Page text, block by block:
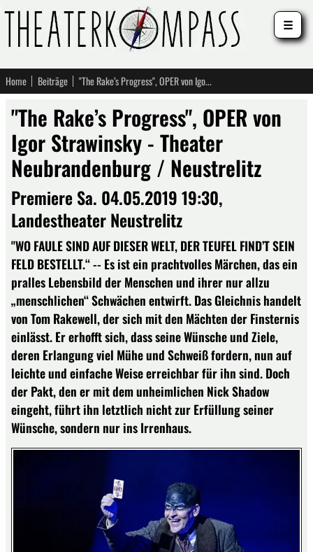
Home Beiträge "The Rake’s Progress", OPER von Igor Strawinsky - Theater Neubrandenburg / Neustrelitz
"The Rake’s Progress", OPER von
Igor Strawinsky - Theater
Neubrandenburg / Neustrelitz
Premiere Sa. 04.05.2019 19:30,
Landestheater Neustrelitz
"WO FAULE SIND AUF DIESER WELT, DER TEUFEL FIND’T SEIN
FELD BESTELLT.“ -- Es ist ein prachtvolles Märchen, das ein
pralles Lebensbild der Menschen und ihrer nur allzu
„menschlichen“ Schwächen entwirft. Das Gleichnis handelt
von Tom Rakewell, der sich mit den Mächten der Finsternis
einlässt. Er erhofft sich, dass seine Wünsche und Ziele,
deren Erlangung viel Mühe und Schweiß fordern, nun auf
leichte und einfache Weise erreichbar für ihn sind. Doch
der Pakt, den er mit dem unheimlichen Nick Shadow
eingeht, führt ihn letztlich nicht zur Erfüllung seiner
Wünsche, sondern nur ins Irrenhaus.
☰